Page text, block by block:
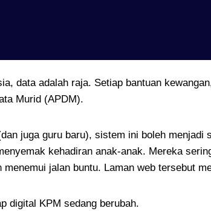
data adalah raja. Setiap bantuan
Murid (APDM).
juga guru baru), sistem ini boleh
kehadiran anak-anak. Mereka
jalan buntu. Laman web tersebut
digital KPM sedang berubah.